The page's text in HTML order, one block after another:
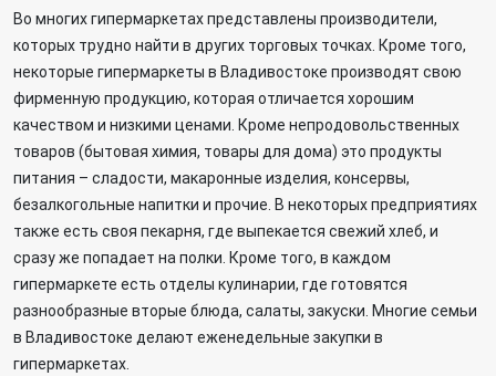
Во многих гипермаркетах представлены производители,
которых трудно найти в других торговых точках. Кроме того,
некоторые гипермаркеты в Владивостоке производят свою
фирменную продукцию, которая отличается хорошим
качеством и низкими ценами. Кроме непродовольственных
товаров (бытовая химия, товары для дома) это продукты
питания – сладости, макаронные изделия, консервы,
безалкогольные напитки и прочие. В некоторых предприятиях
также есть своя пекарня, где выпекается свежий хлеб, и
сразу же попадает на полки. Кроме того, в каждом
гипермаркете есть отделы кулинарии, где готовятся
разнообразные вторые блюда, салаты, закуски. Многие семьи
в Владивостоке делают еженедельные закупки в
гипермаркетах.